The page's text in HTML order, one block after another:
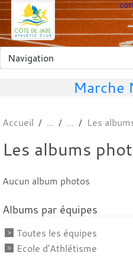
Marche
Accueil Les
Les albums
Aucun album photos
Albums par équipes
Toutes les équipes
Ecole d'Athlétisme
Panneau de gestion des